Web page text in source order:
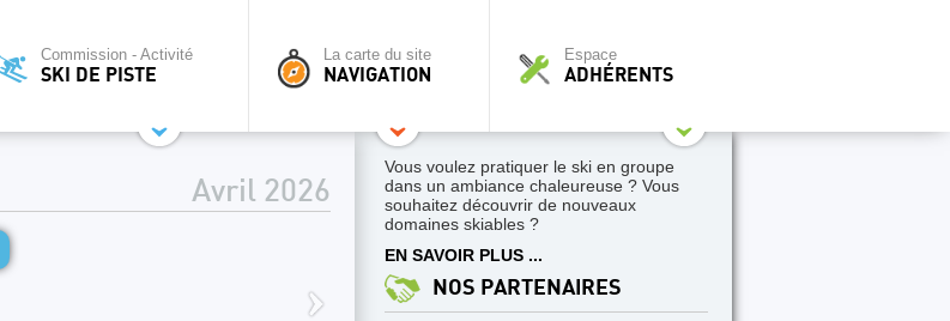
Commission - Activité
SKI DE PISTE
La carte du site
NAVIGATION
Espace
ADHÉRENTS
Avril 2026
Vous voulez pratiquer le ski en groupe
dans un ambiance chaleureuse ? Vous
souhaitez découvrir de nouveaux
domaines skiables ?
EN SAVOIR PLUS ...
NOS PARTENAIRES